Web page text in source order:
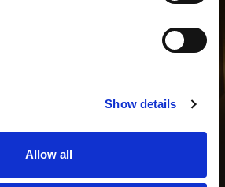
Show details
Allow all